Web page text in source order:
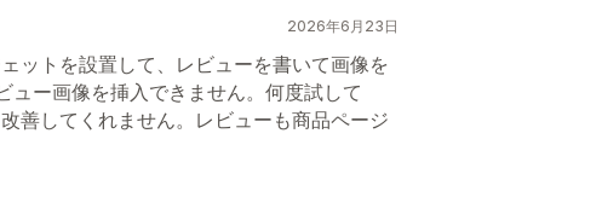
2026年6月23日
ットを設置して、レビューを書いて画像を
ュー画像を挿入できません。何度試して
善してくれません。レビューも商品ページ